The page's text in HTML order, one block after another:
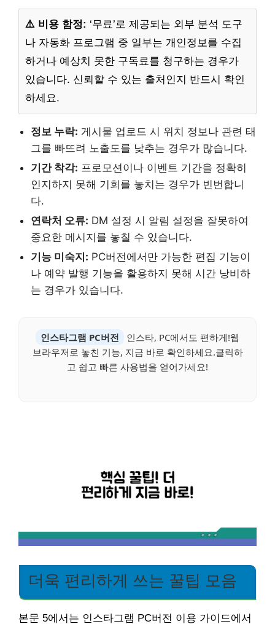
⚠️ 비용 함정: ‘무료’로 제공되는 외부 분석 도구
나 자동화 프로그램 중 일부는 개인정보를 수집
하거나 예상치 못한 구독료를 청구하는 경우가
있습니다. 신뢰할 수 있는 출처인지 반드시 확인
하세요.
정보 누락: 게시물 업로드 시 위치 정보나 관련 태
그를 빠뜨려 노출도를 낮추는 경우가 많습니다.
기간 착각: 프로모션이나 이벤트 기간을 정확히
인지하지 못해 기회를 놓치는 경우가 빈번합니
다.
연락처 오류: DM 설정 시 알림 설정을 잘못하여
중요한 메시지를 놓칠 수 있습니다.
기능 미숙지: PC버전에서만 가능한 편집 기능이
나 예약 발행 기능을 활용하지 못해 시간 낭비하
는 경우가 있습니다.
인스타그램 PC버전
인스타, PC에서도 편하게!웹
브라우저로 놓친 기능, 지금 바로 확인하세요.클릭하
고 쉽고 빠른 사용법을 얻어가세요!
더욱 편리하게 쓰는 꿀팁 모음
본문 5에서는 인스타그램 PC버전 이용 가이드에서